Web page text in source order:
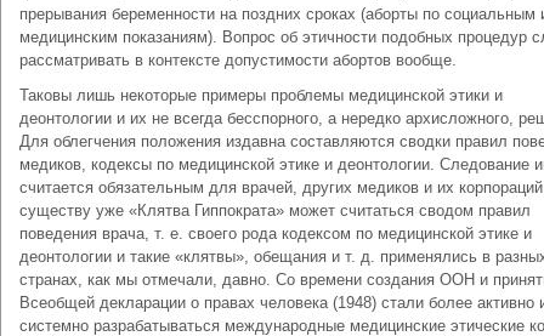
прерывания беременности на поздних сроках (аборты по социальным
медицинским показаниям). Вопрос об этичности подобных процедур
рассматривать в контексте допустимости абортов вообще.
Таковы лишь некоторые примеры проблемы медицинской этики и
деонтологии и их не всегда бесспорного, а нередко архи­сложного,
Для облегчения положения издавна состав­ляются сводки правил
медиков, кодексы по медицин­ской этике и деонтологии. Следование
считается обяза­тельным для врачей, других медиков и их
су­ществу уже «Клятва Гиппократа» может считаться сводом правил
поведения врача, т. е. своего рода кодексом по медицинской этике и
деонтологии и такие «клятвы», обещания и т. д. при­менялись в
странах, как мы отмечали, давно. Со време­ни создания ООН и
Всеобщей декларации о правах че­ловека (1948) стали более активно
системно разрабатываться международные медицинские этические